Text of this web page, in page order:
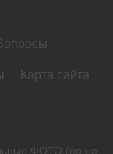
Карта сайта
ФОТО (но не